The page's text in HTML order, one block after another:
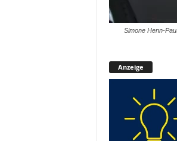
Simone Henn-
Anzeige